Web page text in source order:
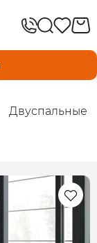
Двуспальные